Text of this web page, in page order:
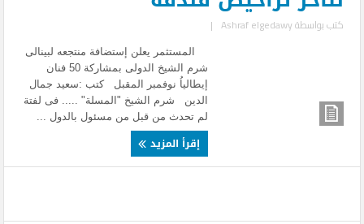
كتب بواسطةAshraf elgedawy
|
المستثمر يعلن إستضافة منتجعه لبينالى
شرم الشيخ الدولى بمشاركة 50 فنان
إيطالياُ نوفمبر المقبل كتب :سعيد جمال
الدين شرم الشيخ "المسلة" ..... فى لفتة
لم تحدث من قبل من مسئول بالدول ...
إقرأ المزيد